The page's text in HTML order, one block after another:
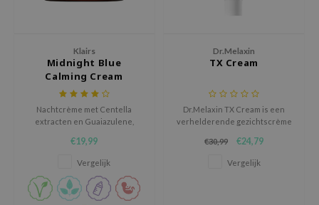
Mate
Klairs
Midnight Blue
Calming Cream
Nachtcrème met Centella
extracten en Guaiazulene,
€19,99
Vergelijk
Dr.Melaxin
TX Cream
Dr.Melaxin TX Cream is een
verhelderende gezichtscrème
stralende teint te krijgen.
€30,99 €24,79
Vergelijk